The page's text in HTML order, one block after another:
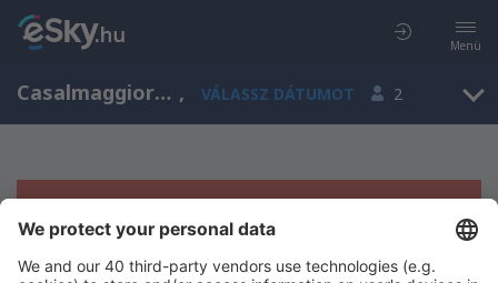
Menü
Casalmaggiore, Lombardy, Olaszország , VÁLASSZ DÁTUMOT 2
Sajnos semmilyen eredménnyel nem